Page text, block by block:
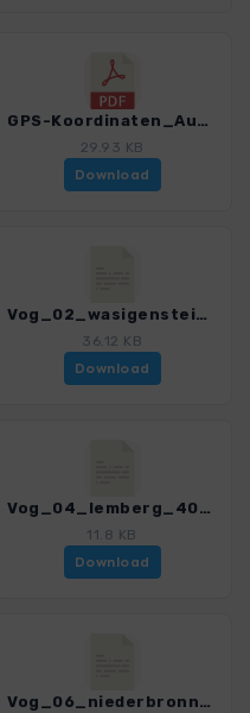
GPS-Koordinaten_Ausgangspunkte_WF Vogesen_4018_8.pdf
29.93 KB
Download
Vog_02_wasigenstein_4018_8.gpx
36.12 KB
Download
Vog_04_lemberg_4018_8.gpx
11.8 KB
Download
Vog_06_niederbronn_4018_8.gpx